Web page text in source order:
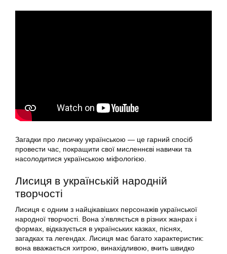
Загадки про лисичку українською — це гарний спосіб
провести час, покращити свої мисленнєві навички та
насолодитися українською міфологією.
Лисиця в українській народній
творчості
Лисиця є одним з найцікавіших персонажів української
народної творчості. Вона з’являється в різних жанрах і
формах, відказується в українських казках, піснях,
загадках та легендах. Лисиця має багато характеристик:
вона вважається хитрою, винахідливою, вчить швидко